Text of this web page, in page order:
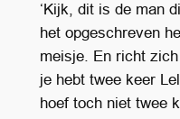
‘Kijk, dit is de man
het opgeschreven
meisje. En richt
je hebt twee keer
hoef toch niet twee